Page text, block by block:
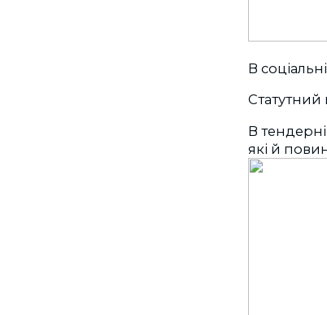
В
Статутний
В
які й